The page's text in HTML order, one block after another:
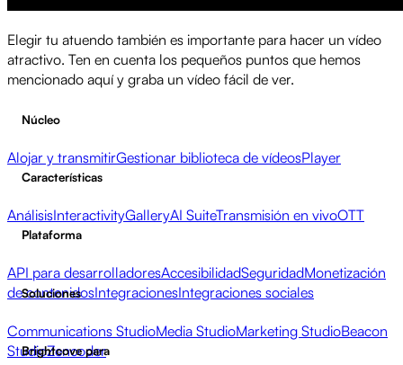
Elegir tu atuendo también es importante para hacer un vídeo
atractivo. Ten en cuenta los pequeños puntos que hemos
mencionado aquí y graba un vídeo fácil de ver.
Núcleo
Alojar y transmitirGestionar biblioteca de vídeosPlayer
Características
AnálisisInteractivityGalleryAI SuiteTransmisión en vivoOTT
Plataforma
API para desarrolladoresAccesibilidadSeguridadMonetización
de contenidosIntegracionesIntegraciones sociales
Soluciones
Communications StudioMedia StudioMarketing StudioBeacon
StudioZencoder
Brightcove para